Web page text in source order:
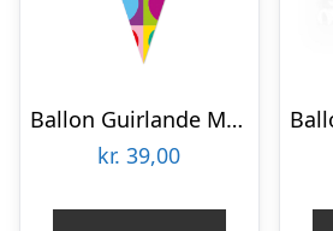
Ballon Guirlande Multifarvet
kr. 39,00